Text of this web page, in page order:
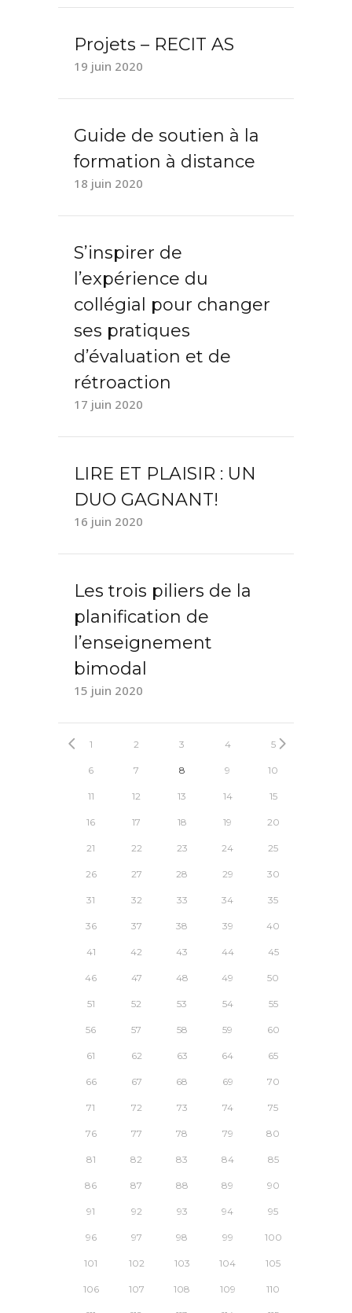
Projets – RECIT AS
19 juin 2020
Guide de soutien à la
formation à distance
18 juin 2020
S’inspirer de
l’expérience du
collégial pour changer
ses pratiques
d’évaluation et de
rétroaction
17 juin 2020
LIRE ET PLAISIR : UN
DUO GAGNANT!
16 juin 2020
Les trois piliers de la
planification de
l’enseignement
bimodal
15 juin 2020
1 2 3 4 5
6 7 8 9 10
11 12 13 14 15
16 17 18 19 20
21 22 23 24 25
26 27 28 29 30
31 32 33 34 35
36 37 38 39 40
41 42 43 44 45
46 47 48 49 50
51 52 53 54 55
56 57 58 59 60
61 62 63 64 65
66 67 68 69 70
71 72 73 74 75
76 77 78 79 80
81 82 83 84 85
86 87 88 89 90
91 92 93 94 95
96 97 98 99 100
101 102 103 104 105
106 107 108 109 110